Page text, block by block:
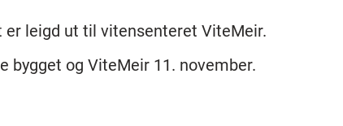
er leigd ut til vitensenteret ViteMeir.
bygget og ViteMeir 11. november.